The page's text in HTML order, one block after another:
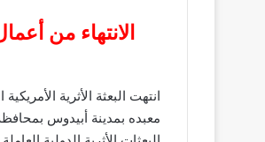
الانتهاء من
انتهت البعثة الأثرية
معبده بمدينة أبيدوس